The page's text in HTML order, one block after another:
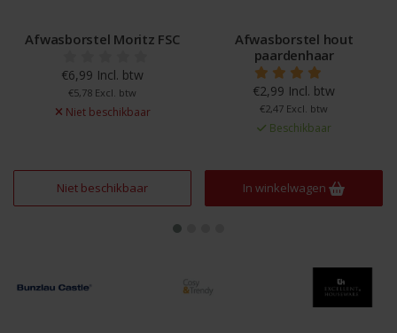
Afwasborstel Moritz FSC
€6,99 Incl. btw
€5,78 Excl. btw
Niet beschikbaar
Niet beschikbaar
Afwasborstel hout
paardenhaar
€2,99 Incl. btw
€2,47 Excl. btw
Beschikbaar
In winkelwagen